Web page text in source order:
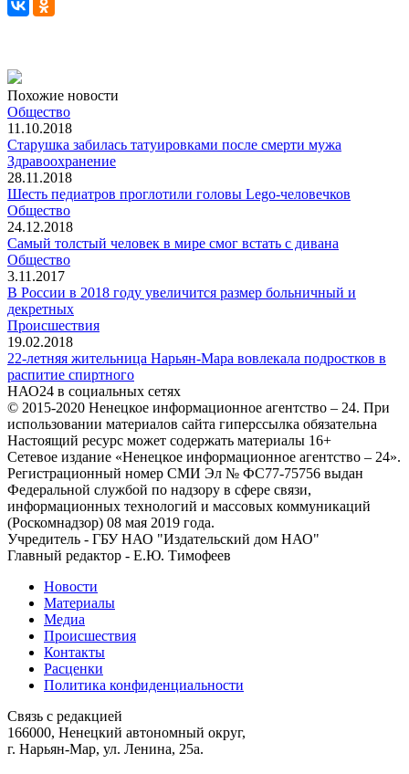
Похожие новости
Общество
11.10.2018
Старушка забилась татуировками после смерти мужа
Здравоохранение
28.11.2018
Шесть педиатров проглотили головы Lego-человечков
Общество
24.12.2018
Самый толстый человек в мире смог встать с дивана
Общество
3.11.2017
В России в 2018 году увеличится размер больничный и
декретных
Происшествия
19.02.2018
22-летняя жительница Нарьян-Мара вовлекала подростков в
распитие спиртного
НАО24 в социальных сетях
© 2015-2020 Ненецкое информационное агентство – 24. При
использовании материалов сайта гиперссылка обязательна
Настоящий ресурс может содержать материалы 16+
Сетевое издание «Ненецкое информационное агентство – 24».
Регистрационный номер СМИ Эл № ФС77-75756 выдан
Федеральной службой по надзору в сфере связи,
информационных технологий и массовых коммуникаций
(Роскомнадзор) 08 мая 2019 года.
Учредитель - ГБУ НАО "Издательский дом НАО"
Главный редактор - Е.Ю. Тимофеев
Новости
Материалы
Медиа
Происшествия
Контакты
Расценки
Политика конфиденциальности
Связь с редакцией
166000, Ненецкий автономный округ,
г. Нарьян-Мар, ул. Ленина, 25а.